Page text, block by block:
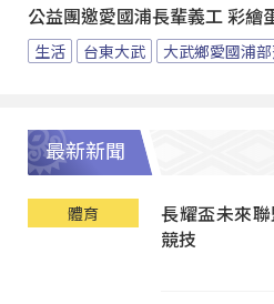
公益團邀愛國浦長輩義工 彩繪
生活 台東大武 大武鄉愛國浦
最新新聞
體育
長耀盃未來
競技